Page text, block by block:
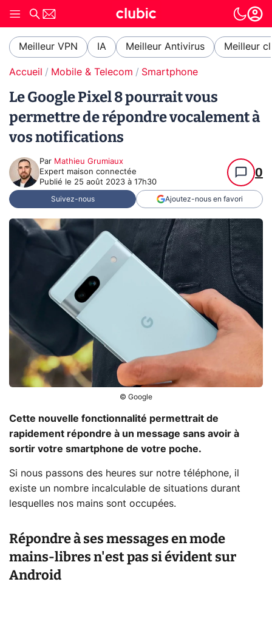
Meilleur VPN IA Meilleur Antivirus Meilleur
Accueil Mobile & Telecom Smartphone
Le Google Pixel 8 pourrait vous
permettre de répondre vocalement à
vos notifications
Par Mathieu Grumiaux
Expert maison connectée
Publié le 25 août 2023 à 17h30
0
Suivez-nous Ajoutez-nous en favori
© Google
Cette nouvelle fonctionnalité permettrait de
rapidement répondre à un message sans avoir à
sortir votre smartphone de votre poche.
Si nous passons des heures sur notre téléphone, il
existe un nombre incalculable de situations durant
lesquelles nos mains sont occupées.
Répondre à ses messages en mode
mains-libres n'est pas si évident sur
Android